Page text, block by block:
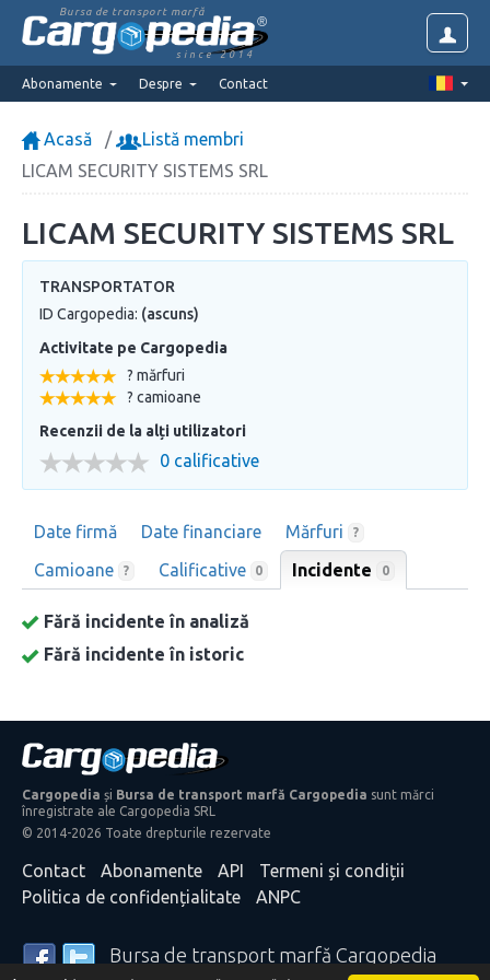
Bursa de transport marfă
since 2014
Abonamente Despre Contact
Acasă
Listă membri
LICAM SECURITY SISTEMS SRL
LICAM SECURITY SISTEMS SRL
TRANSPORTATOR
ID Cargopedia: (ascuns)
Activitate pe Cargopedia
? mărfuri
? camioane
Recenzii de la alți utilizatori
0 calificative
Date firmă Date financiare Mărfuri ?
Camioane ? Calificative 0 Incidente 0
Fără incidente în analiză
Fără incidente în istoric
Cargopedia și Bursa de transport marfă Cargopedia sunt mărci
înregistrate ale Cargopedia SRL
© 2014-2026 Toate drepturile rezervate
Contact Abonamente API
Termeni și condiții
Politica de confidențialitate
ANPC
Bursa de transport marfă Cargopedia